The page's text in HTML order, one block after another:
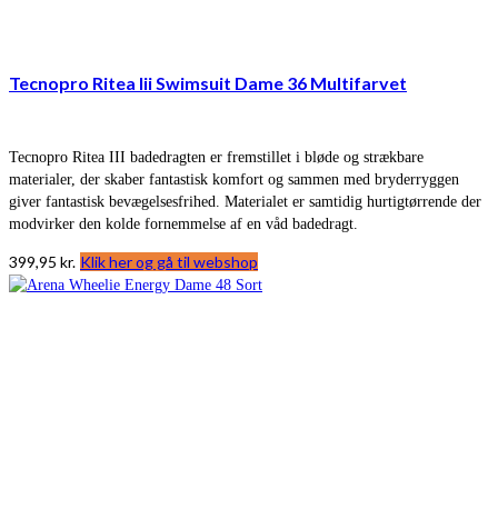
Tecnopro Ritea Iii Swimsuit Dame 36 Multifarvet
Tecnopro Ritea III badedragten er fremstillet i bløde og strækbare
materialer, der skaber fantastisk komfort og sammen med bryderryggen
giver fantastisk bevægelsesfrihed. Materialet er samtidig hurtigtørrende der
modvirker den kolde fornemmelse af en våd badedragt.
399,95 kr. Klik her og gå til webshop